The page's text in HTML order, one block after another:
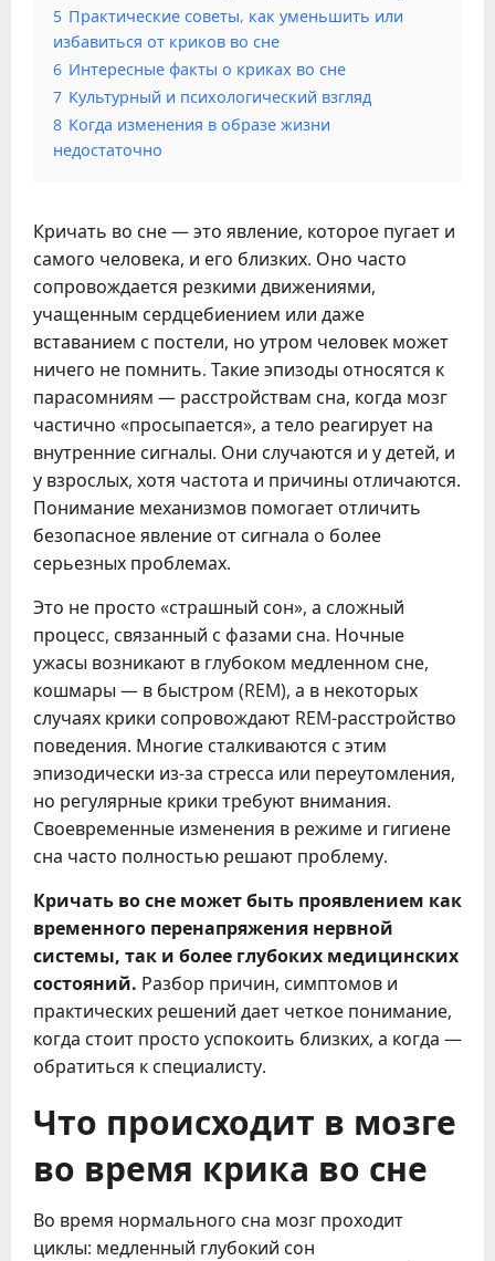
5 Практические советы, как уменьшить или
избавиться от криков во сне
6 Интересные факты о криках во сне
7 Культурный и психологический взгляд
8 Когда изменения в образе жизни
недостаточно
Кричать во сне — это явление, которое пугает и
самого человека, и его близких. Оно часто
сопровождается резкими движениями,
учащенным сердцебиением или даже
вставанием с постели, но утром человек может
ничего не помнить. Такие эпизоды относятся к
парасомниям — расстройствам сна, когда мозг
частично «просыпается», а тело реагирует на
внутренние сигналы. Они случаются и у детей, и
у взрослых, хотя частота и причины отличаются.
Понимание механизмов помогает отличить
безопасное явление от сигнала о более
серьезных проблемах.
Это не просто «страшный сон», а сложный
процесс, связанный с фазами сна. Ночные
ужасы возникают в глубоком медленном сне,
кошмары — в быстром (REM), а в некоторых
случаях крики сопровождают REM-расстройство
поведения. Многие сталкиваются с этим
эпизодически из-за стресса или переутомления,
но регулярные крики требуют внимания.
Своевременные изменения в режиме и гигиене
сна часто полностью решают проблему.
Кричать во сне может быть проявлением как
временного перенапряжения нервной
системы, так и более глубоких медицинских
состояний. Разбор причин, симптомов и
практических решений дает четкое понимание,
когда стоит просто успокоить близких, а когда —
обратиться к специалисту.
Что происходит в мозге
во время крика во сне
Во время нормального сна мозг проходит
циклы: медленный глубокий сон